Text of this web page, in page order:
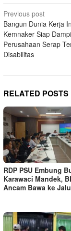
Post
navigation
Previous post
Bangun Dunia Kerja
Kemnaker Siap
Perusahaan Serap
Disabilitas
RELATED POSTS
RDP PSU Embung
Karawaci Mandek,
Ancam Bawa ke